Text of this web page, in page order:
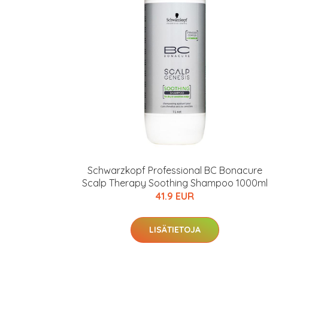
Schwarzkopf Professional BC Bonacure
Scalp Therapy Soothing Shampoo 1000ml
41.9 EUR
LISÄTIETOJA